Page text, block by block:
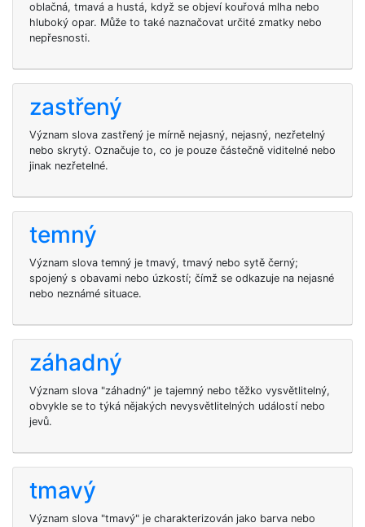
oblačná, tmavá a hustá, když se objeví kouřová mlha nebo
hluboký opar. Může to také naznačovat určité zmatky nebo
nepřesnosti.
zastřený
Význam slova zastřený je mírně nejasný, nejasný, nezřetelný
nebo skrytý. Označuje to, co je pouze částečně viditelné nebo
jinak nezřetelné.
temný
Význam slova temný je tmavý, tmavý nebo sytě černý;
spojený s obavami nebo úzkostí; čímž se odkazuje na nejasné
nebo neznámé situace.
záhadný
Význam slova "záhadný" je tajemný nebo těžko vysvětlitelný,
obvykle se to týká nějakých nevysvětlitelných událostí nebo
jevů.
tmavý
Význam slova "tmavý" je charakterizován jako barva nebo